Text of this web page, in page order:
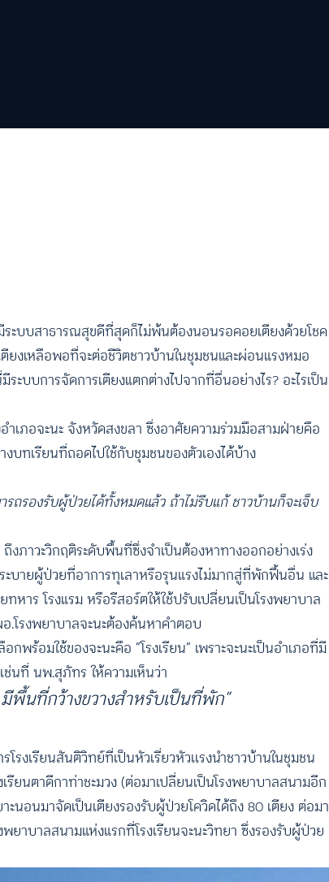
ระบบสาธารณสุขดีที่สุดก็ไม่พ้นต้องนอนรอคอยเตียงด้วยโชค
ยงเหลือพอที่จะต่อชีวิตชาวบ้านในชุมชนและผ่อนแรงหมอ
บการจัดการเตียงแตกต่างไปจากที่อื่นอย่างไร? อะไรเป็น
เภอจะนะ จังหวัดสงขลา ซึ่งอาศัยความร่วมมือสามฝ่ายคือ
ทเรียนที่ถอดไปใช้กับชุมชนของตัวเองได้บ้าง
ถรองรับผู้ป่วยได้ทั้งหมดแล้ว ถ้าไม่รีบแก้ ชาวบ้านก็จะเจ็บ
ภาวะวิกฤติระดับพื้นที่ซึ่งจำเป็นต้องหาทางออกอย่างเร่ง
บายผู้ป่วยที่อาการทุเลาหรือรุนแรงไม่มากสู่ที่พักฟื้นอื่น และ
หาร โรงแรม หรือรีสอร์ตให้ใช้ปรับเปลี่ยนเป็นโรงพยาบาล
.โรงพยาบาลจะนะต้องค้นหาคำตอบ
ร้อมใช้ของจะนะคือ “โรงเรียน” เพราะจะนะเป็นอำเภอที่มี
ช่นที่ นพ.สุภัทร ให้ความเห็นว่า
พื้นที่กว้างขวางสำหรับเป็นที่พัก”
งเรียนสันติวิทย์ที่เป็นหัวเรี่ยวหัวเเรงนำชาวบ้านในชุมชน
ยนตาดีกาท่าชะมวง (ต่อมาเปลี่ยนเป็นโรงพยาบาลสนามอีก
นอนมาจัดเป็นเตียงรองรับผู้ป่วยโควิดได้ถึง 80 เตียง ต่อมา
ยาบาลสนามแห่งแรกที่โรงเรียนจะนะวิทยา ซึ่งรองรับผู้ป่วย